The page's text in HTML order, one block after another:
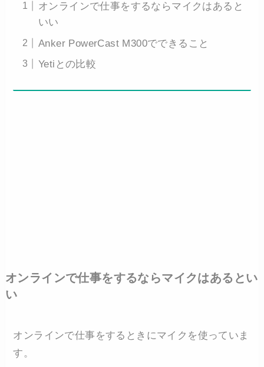
オンラインで仕事をするならマイクはあると
いい
Anker PowerCast M300でできること
Yetiとの比較
オンラインで仕事をするならマイクはあるとい
い
オンラインで仕事をするときにマイクを使っていま
す。